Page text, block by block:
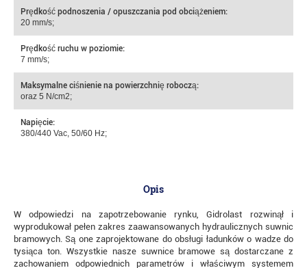
Prędkość podnoszenia / opuszczania pod obciążeniem:
20 mm/s;
Prędkość ruchu w poziomie:
7 mm/s;
Maksymalne ciśnienie na powierzchnię roboczą:
oraz 5 N/cm2;
Napięcie:
380/440 Vac, 50/60 Hz;
Opis
W odpowiedzi na zapotrzebowanie rynku, Gidrolast rozwinął i
wyprodukował pełen zakres zaawansowanych hydraulicznych suwnic
bramowych. Są one zaprojektowane do obsługi ładunków o wadze do
tysiąca ton. Wszystkie nasze suwnice bramowe są dostarczane z
zachowaniem odpowiednich parametrów i właściwym systemem